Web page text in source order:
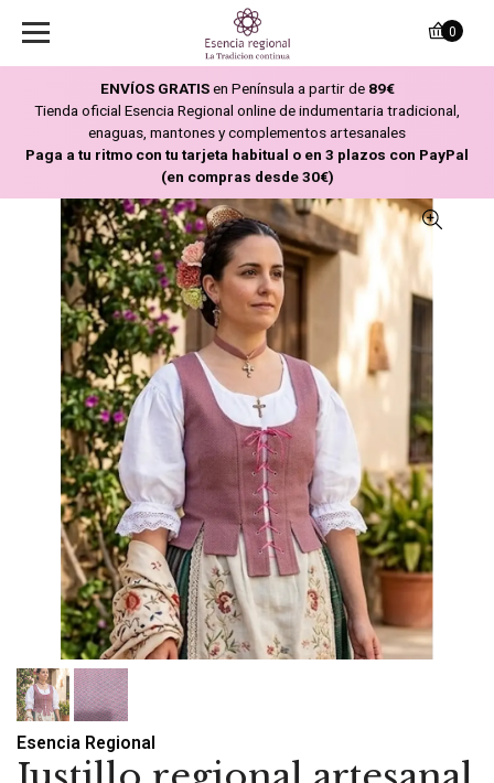
ENVÍOS GRATISen Península a partir de 89€
Tienda oficial Esencia Regional online de indumentaria tradicional,
enaguas, mantones y complementos artesanales
Paga a tu ritmo con tu tarjeta habitual o en 3 plazos con PayPal
(en compras desde 30€)
0
Esencia Regional